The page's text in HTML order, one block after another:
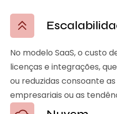
No modelo SaaS, o custo
licenças e integrações,
ou reduzidas consoante
empresariais ou as